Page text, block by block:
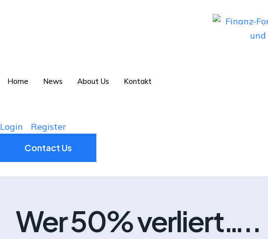
Home News About Us Kontakt
Login
Register
Contact Us
Wer 50% verliert…..